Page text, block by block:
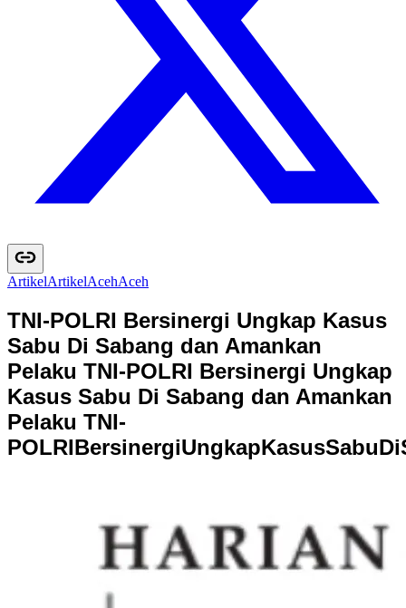
ArtikelArtikelAcehAceh
TNI-POLRI Bersinergi Ungkap Kasus
Sabu Di Sabang dan Amankan
Pelaku TNI-POLRI Bersinergi Ungkap
Kasus Sabu Di Sabang dan Amankan
Pelaku TNI-
POLRIBersinergiUngkapKasusSabuDi